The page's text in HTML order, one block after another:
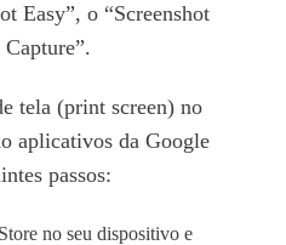
Easy”, o “Screenshot
tela (print screen) no
aplicativos da Google
passos:
no seu dispositivo e